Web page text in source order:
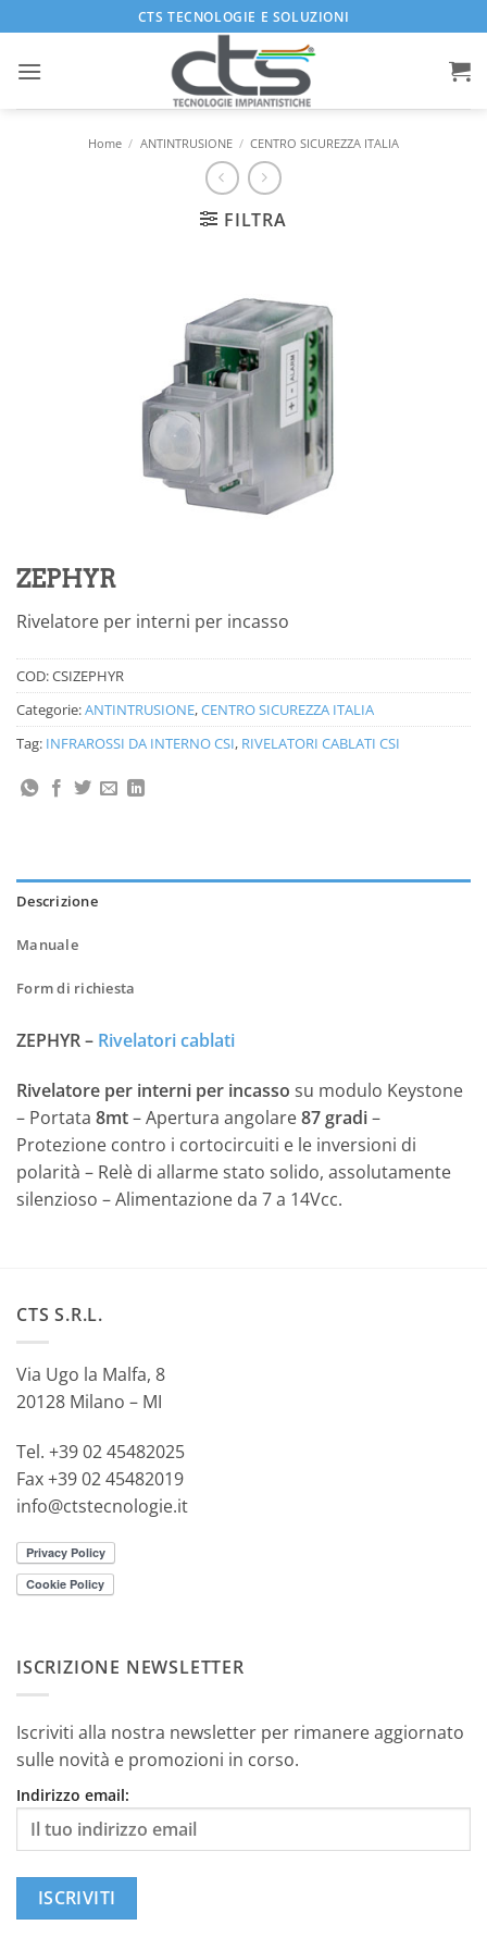
ai
contenuti
CTS TECNOLOGIE E SOLUZIONI
Home / ANTINTRUSIONE / CENTRO SICUREZZA ITALIA
FILTRA
ZEPHYR
Rivelatore per interni per incasso
COD:CSIZEPHYR
Categorie:ANTINTRUSIONE,CENTRO SICUREZZA ITALIA
Tag: INFRAROSSI DA INTERNO CSI, RIVELATORI CABLATI CSI
Descrizione
Manuale
Form di richiesta
ZEPHYR – Rivelatori cablati
Rivelatore per interni per incasso su modulo Keystone
– Portata 8mt– Apertura angolare87 gradi–
Protezione contro i cortocircuiti e le inversioni di
polarità – Relè di allarme stato solido, assolutamente
silenzioso – Alimentazione da 7 a 14Vcc.
CTS S.R.L.
Via Ugo la Malfa, 8
20128 Milano – MI
Tel. +39 02 45482025
Fax +39 02 45482019
info@ctstecnologie.it
ISCRIZIONE NEWSLETTER
Iscriviti alla nostra newsletter per rimanere aggiornato
sulle novità e promozioni in corso.
Indirizzo email: